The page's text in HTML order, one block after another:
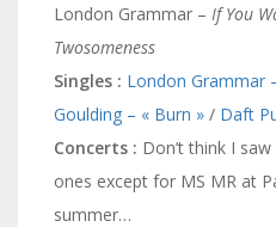
London Grammar – If You
Twosomeness
Singles : London Grammar
Goulding – « Burn » / Daft
Concerts : Don’t think I
ones except for MS MR at
summer…